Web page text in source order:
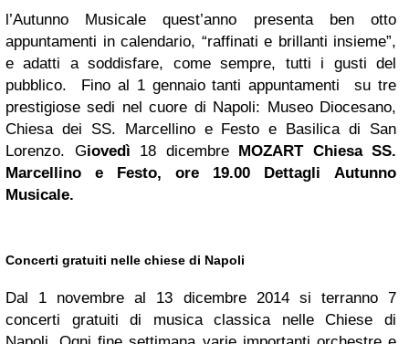
l’Autunno Musicale quest’anno presenta ben otto
appuntamenti in calendario, “raffinati e brillanti insieme”,
e adatti a soddisfare, come sempre, tutti i gusti del
pubblico. Fino al 1 gennaio tanti appuntamenti su tre
prestigiose sedi nel cuore di Napoli: Museo Diocesano,
Chiesa dei SS. Marcellino e Festo e Basilica di San
Lorenzo. Giovedì 18 dicembreMOZART Chiesa SS.
Marcellino e Festo, ore 19.00 Dettagli
Autunno
Musicale.
Concerti gratuiti nelle chiese di Napoli
Dal 1 novembre al 13 dicembre 2014 si terranno 7
concerti gratuiti di musica classica nelle Chiese di